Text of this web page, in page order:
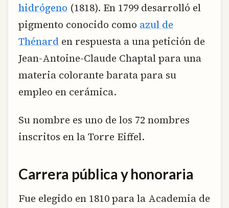
hidrógeno (1818). En 1799 desarrolló el
pigmento conocido como azul de
Thénard en respuesta a una petición de
Jean-Antoine-Claude Chaptal para una
materia colorante barata para su
empleo en cerámica.
Su nombre es uno de los 72 nombres
inscritos en la Torre Eiffel.
Carrera pública y honoraria
Fue elegido en 1810 para la Academia de